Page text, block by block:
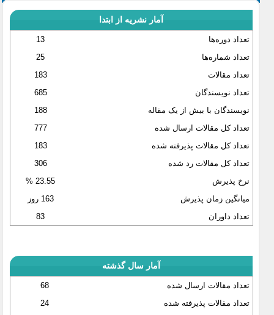
آمار نشریه از ابتدا
تعداد دوره‌ها
13
تعداد شماره‌ها
25
تعداد مقالات
183
تعداد نویسندگان
685
نویسندگان با بیش از یک مقاله
188
تعداد کل مقالات ارسال شده
777
تعداد کل مقالات پذیرفته شده
183
تعداد کل مقالات رد شده
306
نرخ پذیرش
23.55 %
میانگین زمان پذیرش
163 روز
تعداد داوران
83
آمار سال گذشته
تعداد مقالات ارسال شده
68
تعداد مقالات پذیرفته شده
24